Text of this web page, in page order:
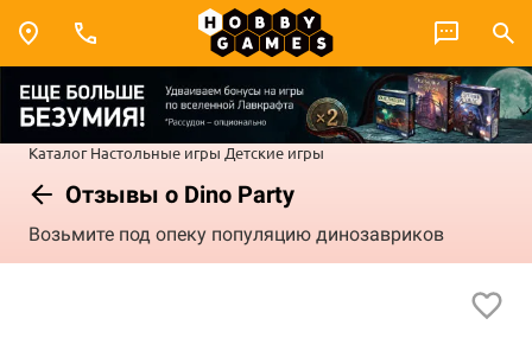
Каталог Настольные игры Детские игры
Отзывы о Dino Party
Возьмите под опеку популяцию динозавриков